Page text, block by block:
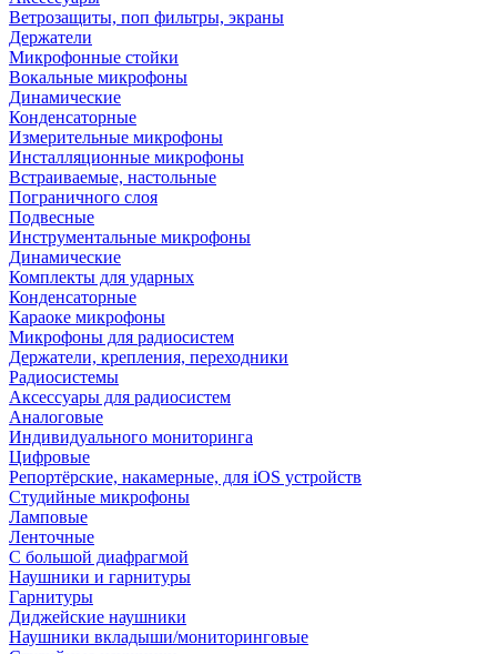
Ветрозащиты, поп фильтры, экраны
Держатели
Микрофонные стойки
Вокальные микрофоны
Динамические
Конденсаторные
Измерительные микрофоны
Инсталляционные микрофоны
Встраиваемые, настольные
Пограничного слоя
Подвесные
Инструментальные микрофоны
Динамические
Комплекты для ударных
Конденсаторные
Караоке микрофоны
Микрофоны для радиосистем
Держатели, крепления, переходники
Радиосистемы
Аксессуары для радиосистем
Аналоговые
Индивидуального мониторинга
Цифровые
Репортёрские, накамерные, для iOS устройств
Студийные микрофоны
Ламповые
Ленточные
С большой диафрагмой
Наушники и гарнитуры
Гарнитуры
Диджейские наушники
Наушники вкладыши/мониторинговые